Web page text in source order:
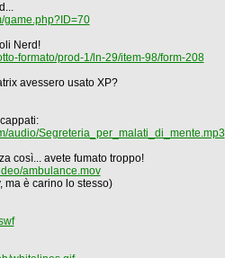
game.php?ID=70
Nerd!
formato/prod-1/ln-29/item-98/form-208
avessero usato XP?
audio/Segreteria_per_malati_di_mente.mp3
così... avete fumato troppo!
ambulance.mov
ma è carino lo stesso)